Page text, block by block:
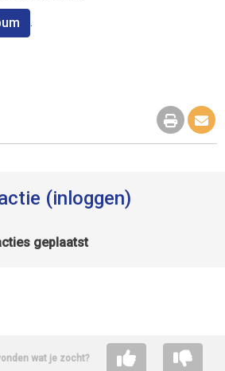
.
(inloggen)
geplaatst
wat je zocht?